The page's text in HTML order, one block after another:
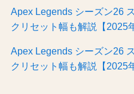
Apex Legends シーズン26
クリセット幅も解説【2025
Apex Legends シーズン26
クリセット幅も解説【2025